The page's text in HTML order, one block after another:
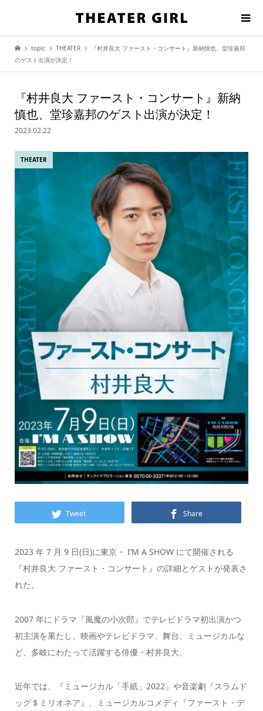
topic THEATER
『村井良大 ファースト・コンサート』新納慎也、堂珍嘉邦
のゲスト出演が決定！
『村井良大 ファースト・コンサート』新納
慎也、堂珍嘉邦のゲスト出演が決定！
2023.02.22
THEATER
Tweet Share
2023 年 7 月 9 日(日)に東京・ I‘M A SHOW にて開催される
『村井良大 ファースト・コンサート』の詳細とゲストが発表さ
れた。
2007 年にドラマ『風魔の小次郎』でテレビドラマ初出演かつ
初主演を果たし、映画やテレビドラマ、舞台、ミュージカルな
ど、多岐にわたって活躍する俳優・村井良大。
近年では、『ミュージカル「手紙」2022』や音楽劇『スラムド
ッグ＄ミリオネア』、ミュージカルコメディ『ファースト・デ